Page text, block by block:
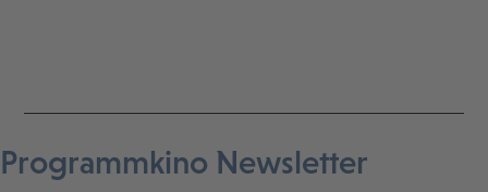
Programmkino Newsletter